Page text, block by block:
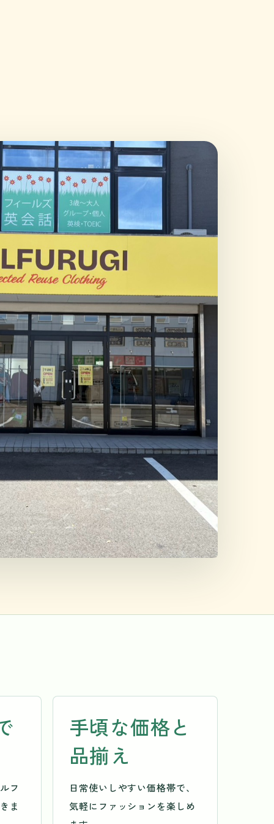
フ
ま
手頃な価格と
品揃え
日常使いしやすい価格帯で、
気軽にファッションを楽しめ